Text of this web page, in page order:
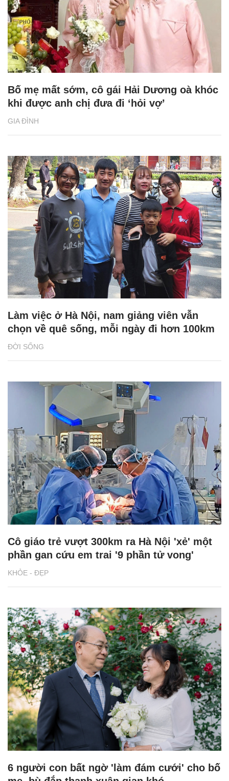
GIA ĐÌNH
Bố mẹ mất sớm, cô gái Hải Dương oà khóc
khi được anh chị đưa đi ‘hỏi vợ’
ĐỜI SỐNG
Làm việc ở Hà Nội, nam giảng viên vẫn
chọn về quê sống, mỗi ngày đi hơn 100km
KHỎE - ĐẸP
Cô giáo trẻ vượt 300km ra Hà Nội 'xẻ' một
phần gan cứu em trai '9 phần tử vong'
6 người con bất ngờ 'làm đám cưới' cho bố